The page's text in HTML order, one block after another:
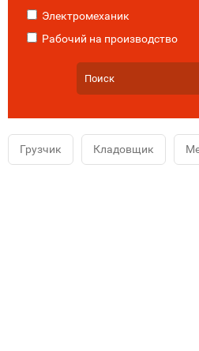
Электромеханик
Рабочий на производство
Грузчик Кладовщик